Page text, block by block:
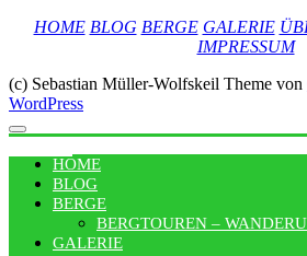
HOME BLOG BERGE GALERIE
IMPRESSUM
(c) Sebastian Müller-Wolfskeil Theme von
WordPress
HOME
BLOG
BERGE
BERGTOUREN –
GALERIE